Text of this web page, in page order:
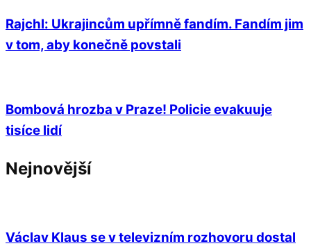
Rajchl: Ukrajincům upřímně fandím. Fandím jim
v tom, aby konečně povstali
Bombová hrozba v Praze! Policie evakuuje
tisíce lidí
Nejnovější
Václav Klaus se v televizním rozhovoru dostal